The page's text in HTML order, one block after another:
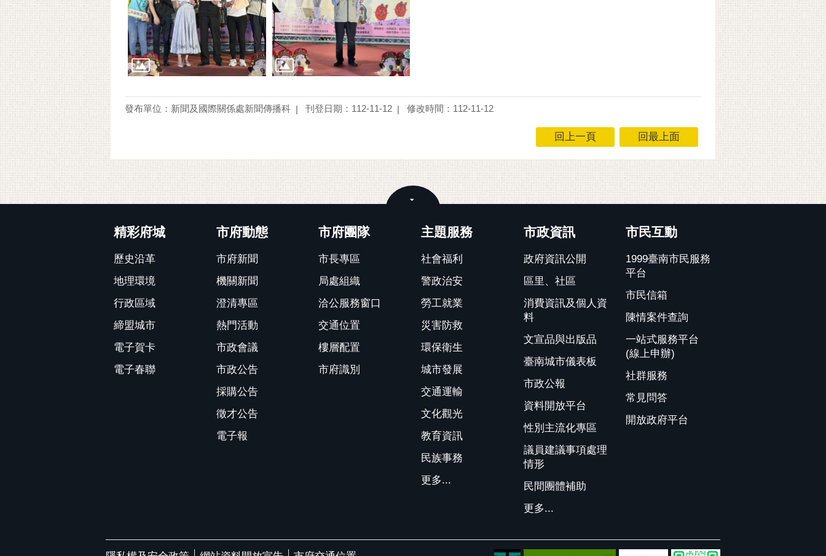
發布單位：新聞及國際關係處新聞傳播科 刊登日期：112-11-12 修改時間：112-11-12
回上一頁 回最上面
精彩府城
歷史沿革
地理環境
行政區域
締盟城市
電子賀卡
電子春聯
市府動態
市府新聞
機關新聞
澄清專區
熱門活動
市政會議
市政公告
採購公告
徵才公告
電子報
市府團隊
市長專區
局處組織
洽公服務窗口
交通位置
樓層配置
市府識別
主題服務
社會福利
警政治安
勞工就業
災害防救
環保衛生
城市發展
交通運輸
文化觀光
教育資訊
民族事務
更多...
市政資訊
政府資訊公開
區里、社區
消費資訊及個人資
料
文宣品與出版品
臺南城市儀表板
市政公報
資料開放平台
性別主流化專區
議員建議事項處理
情形
民間團體補助
更多...
市民互動
1999臺南市民服務
平台
市民信箱
陳情案件查詢
一站式服務平台
(線上申辦)
社群服務
常見問答
開放政府平台